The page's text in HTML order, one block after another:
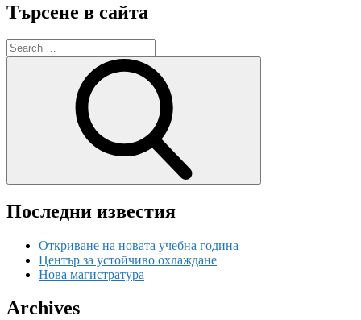
Търсене в сайта
Последни известия
Откриване на новата учебна година
Център за устойчиво охлаждане
Нова магистратура
Archives